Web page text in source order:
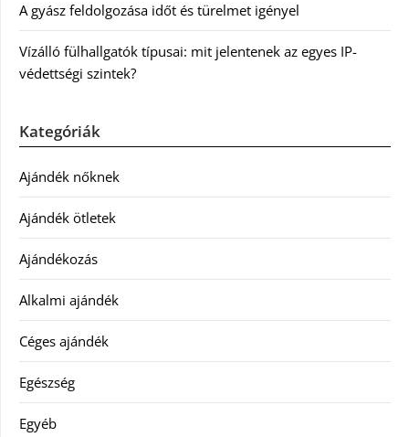
A gyász feldolgozása időt és türelmet igényel
Vízálló fülhallgatók típusai: mit jelentenek az egyes IP-
védettségi szintek?
Kategóriák
Ajándék nőknek
Ajándék ötletek
Ajándékozás
Alkalmi ajándék
Céges ajándék
Egészség
Egyéb